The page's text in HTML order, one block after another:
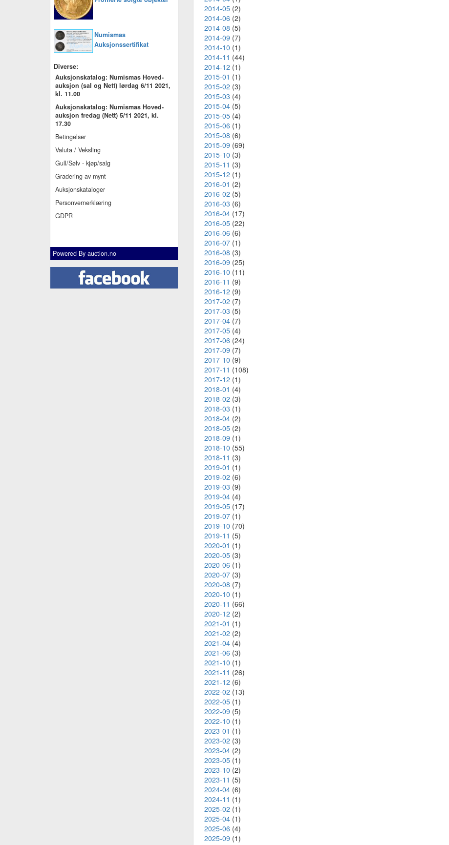
Numismas
Auksjonssertifikat
Diverse:
Auksjonskatalog: Numismas Hoved-
auksjon (sal og Nett) lørdag 6/11 2021,
kl. 11.00
Auksjonskatalog: Numismas Hoved-
auksjon fredag (Nett) 5/11 2021, kl.
17.30
Betingelser
Valuta / Veksling
Gull/Sølv - kjøp/salg
Gradering av mynt
Auksjonskataloger
Personvernerklæring
GDPR
Powered By auction.no
2014-05(2)
2014-06 (2)
2014-08 (5)
2014-09 (7)
2014-10 (1)
2014-11 (44)
2014-12 (1)
2015-01 (1)
2015-02 (3)
2015-03 (4)
2015-04(5)
2015-05(4)
2015-06 (1)
2015-08 (6)
2015-09 (69)
2015-10 (3)
2015-11 (3)
2015-12 (1)
2016-01 (2)
2016-02 (5)
2016-03 (6)
2016-04(17)
2016-05(22)
2016-06 (6)
2016-07(1)
2016-08 (3)
2016-09 (25)
2016-10 (11)
2016-11 (9)
2016-12 (9)
2017-02 (7)
2017-03 (5)
2017-04(7)
2017-05(4)
2017-06 (24)
2017-09 (7)
2017-10 (9)
2017-11 (108)
2017-12 (1)
2018-01 (4)
2018-02 (3)
2018-03 (1)
2018-04(2)
2018-05(2)
2018-09 (1)
2018-10 (55)
2018-11 (3)
2019-01 (1)
2019-02 (6)
2019-03 (9)
2019-04(4)
2019-05(17)
2019-07(1)
2019-10 (70)
2019-11 (5)
2020-01 (1)
2020-05(3)
2020-06 (1)
2020-07(3)
2020-08 (7)
2020-10 (1)
2020-11 (66)
2020-12 (2)
2021-01 (1)
2021-02 (2)
2021-04(4)
2021-06 (3)
2021-10 (1)
2021-11 (26)
2021-12 (6)
2022-02 (13)
2022-05(1)
2022-09 (5)
2022-10 (1)
2023-01 (1)
2023-02 (3)
2023-04(2)
2023-05(1)
2023-10 (2)
2023-11 (5)
2024-04(6)
2024-11 (1)
2025-02 (1)
2025-04(1)
2025-06 (4)
2025-09 (1)